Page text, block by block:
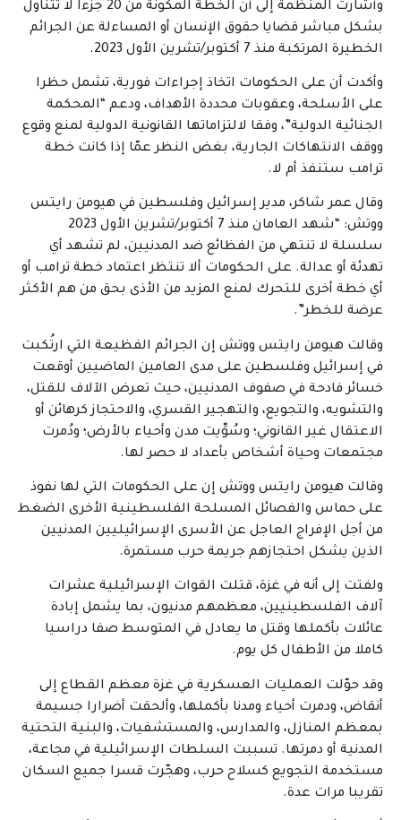
وأشارت المنظمة إلى أن الخطة المكونة من 20 جزءا لا تتناول
بشكل مباشر قضايا حقوق الإنسان أو المساءلة عن الجرائم
الخطيرة المرتكبة منذ 7 أكتوبر/تشرين الأول 2023.
وأكدت أن على الحكومات اتخاذ إجراءات فورية، تشمل حظرا
على الأسلحة، وعقوبات محددة الأهداف، ودعم “المحكمة
الجنائية الدولية”، وفقا لالتزاماتها القانونية الدولية لمنع وقوع
ووقف الانتهاكات الجارية، بغض النظر عمّا إذا كانت خطة
ترامب ستنفذ أم لا.
وقال عمر شاكر، مدير إسرائيل وفلسطين في هيومن رايتس
ووتش: “شهد العامان منذ 7 أكتوبر/تشرين الأول 2023
سلسلة لا تنتهي من الفظائع ضد المدنيين، لم تشهد أي
تهدئة أو عدالة. على الحكومات ألا تنتظر اعتماد خطة ترامب أو
أي خطة أخرى للتحرك لمنع المزيد من الأذى بحق من هم الأكثر
عرضة للخطر”.
وقالت هيومن رايتس ووتش إن الجرائم الفظيعة التي ارتُكبت
في إسرائيل وفلسطين على مدى العامين الماضيين أوقعت
خسائر فادحة في صفوف المدنيين، حيث تعرض الآلاف للقتل،
والتشويه، والتجويع، والتهجير القسري، والاحتجاز كرهائن أو
الاعتقال غير القانوني؛ وسُوِّيت مدن وأحياء بالأرض؛ ودُمرت
مجتمعات وحياة أشخاص بأعداد لا حصر لها.
وقالت هيومن رايتس ووتش إن على الحكومات التي لها نفوذ
على حماس والفصائل المسلحة الفلسطينية الأخرى الضغط
من أجل الإفراج العاجل عن الأسرى الإسرائيليين المدنيين
الذين يشكل احتجازهم جريمة حرب مستمرة.
ولفتت إلى أنه في غزة، قتلت القوات الإسرائيلية عشرات
آلاف الفلسطينيين، معظمهم مدنيون، بما يشمل إبادة
عائلات بأكملها وقتل ما يعادل في المتوسط صفا دراسيا
كاملا من الأطفال كل يوم.
وقد حوّلت العمليات العسكرية في غزة معظم القطاع إلى
أنقاض، ودمرت أحياء ومدنا بأكملها، وألحقت أضرارا جسيمة
بمعظم المنازل، والمدارس، والمستشفيات، والبنية التحتية
المدنية أو دمرتها. تسببت السلطات الإسرائيلية في مجاعة،
مستخدمة التجويع كسلاح حرب، وهجّرت قسرا جميع السكان
تقريبا مرات عدة.